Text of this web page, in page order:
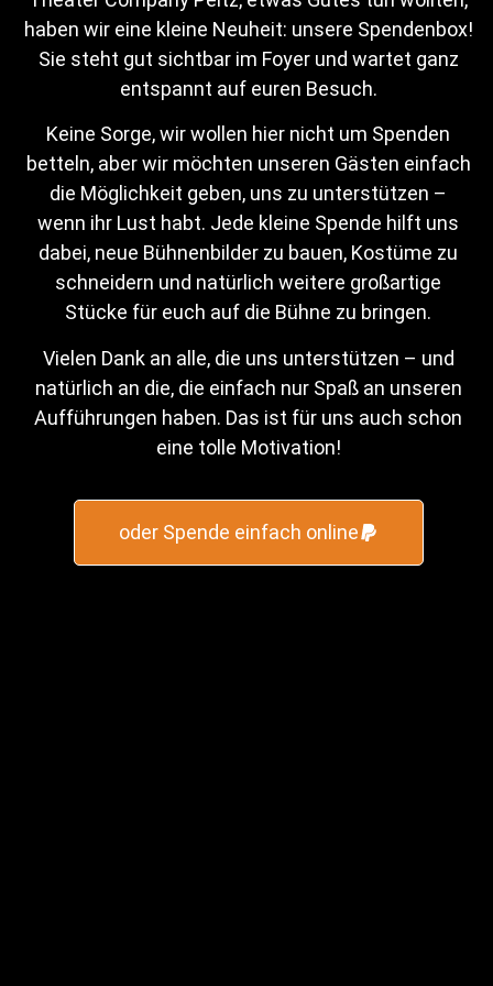
Der Geschäftsführer Herr Hugo Becker, hat zur
jährlichen Mitarbeiterversammlung geladen. In seiner
egoistischen und arroganten Art macht er sofort klar,
ganz allein für den Erfolg seiner Firma verantwortlich zu
IrrWG
haben wir eine kleine Neuheit: unsere Spendenbox!
Sie steht gut sichtbar im Foyer und wartet ganz
entspannt auf euren Besuch.
Keine Sorge, wir wollen hier nicht um Spenden
betteln, aber wir möchten unseren Gästen einfach
die Möglichkeit geben, uns zu unterstützen –
wenn ihr Lust habt. Jede kleine Spende hilft uns
dabei, neue Bühnenbilder zu bauen, Kostüme zu
schneidern und natürlich weitere großartige
Stücke für euch auf die Bühne zu bringen.
Vielen Dank an alle, die uns unterstützen – und
natürlich an die, die einfach nur Spaß an unseren
Aufführungen haben. Das ist für uns auch schon
eine tolle Motivation!
oder Spende einfach online